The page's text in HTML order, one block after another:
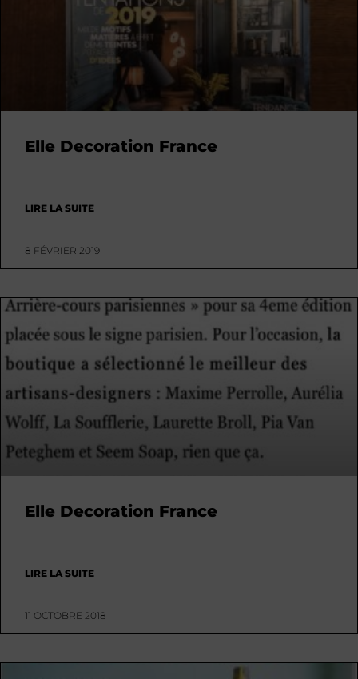
Elle Decoration France
LIRE LA SUITE
8 FÉVRIER 2019
Elle Decoration France
LIRE LA SUITE
11 OCTOBRE 2018